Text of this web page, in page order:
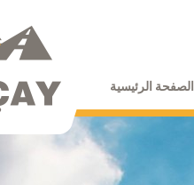
الصفحة الرئيسية